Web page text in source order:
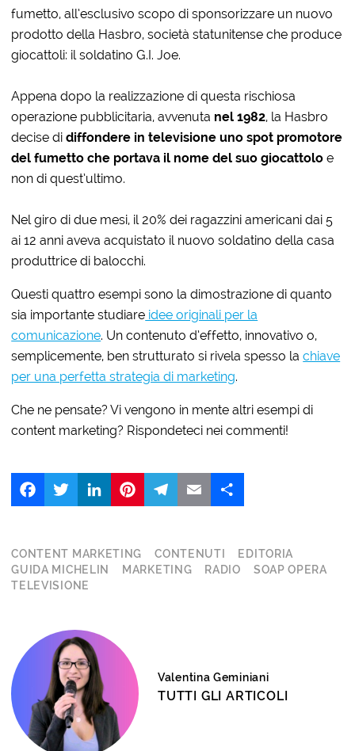
fumetto, all’esclusivo scopo di sponsorizzare un nuovo
prodotto della Hasbro, società statunitense che produce
giocattoli: il soldatino G.I. Joe.
Appena dopo la realizzazione di questa rischiosa
operazione pubblicitaria, avvenuta nel 1982, la Hasbro
decise didiffondere in televisione uno spot promotore
del fumetto che portava il nome del suo giocattolo e
non di quest’ultimo.
Nel giro di due mesi, il 20% dei ragazzini americani dai 5
ai 12 anni aveva acquistato il nuovo soldatino della casa
produttrice di balocchi.
Questi quattro esempi sono la dimostrazione di quanto
sia importante studiare idee originali per la
comunicazione. Un contenuto d’effetto, innovativo o,
semplicemente, ben strutturato si rivela spesso lachiave
per una perfetta strategia di marketing.
Che ne pensate? Vi vengono in mente altri esempi di
content marketing? Rispondeteci nei commenti!
LinkedIn
CONTENT MARKETING CONTENUTI
EDITORIA
GUIDA MICHELIN
MARKETING RADIO
SOAP OPERA
TELEVISIONE
Valentina Geminiani
TUTTI GLI ARTICOLI